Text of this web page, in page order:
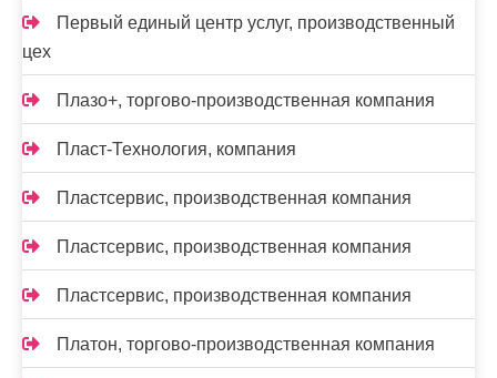
Первый единый центр услуг, производственный
цех
Плазо+, торгово-производственная компания
Пласт-Технология, компания
Пластсервис, производственная компания
Пластсервис, производственная компания
Пластсервис, производственная компания
Платон, торгово-производственная компания